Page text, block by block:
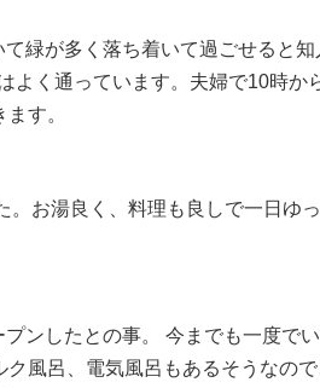
緑が多く落ち着いて過ごせると
よく通っています。夫婦で10時か
す。
。お湯良く、料理も良しで一日ゆ
ンしたとの事。 今までも一度で
風呂、電気風呂もあるそうなの